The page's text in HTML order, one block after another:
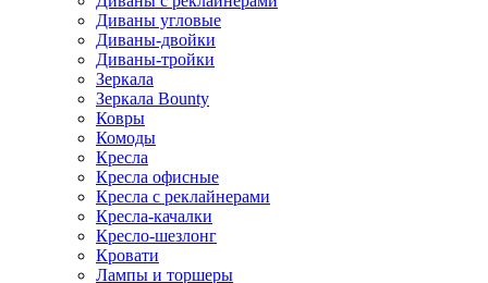
Диваны угловые
Диваны-двойки
Диваны-тройки
Зеркала
Зеркала Bounty
Ковры
Комоды
Кресла
Кресла офисные
Кресла с реклайнерами
Кресла-качалки
Кресло-шезлонг
Кровати
Лампы и торшеры